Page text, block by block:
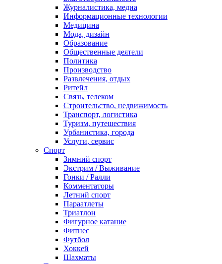
Журналистика, медиа
Информационные технологии
Медицина
Мода, дизайн
Образование
Общественные деятели
Политика
Производство
Развлечения, отдых
Ритейл
Связь, телеком
Строительство, недвижимость
Транспорт, логистика
Туризм, путешествия
Урбанистика, города
Услуги, сервис
Спорт
Зимний спорт
Экстрим / Выживание
Гонки / Ралли
Комментаторы
Летний спорт
Параатлеты
Триатлон
Фигурное катание
Фитнес
Футбол
Хоккей
Шахматы